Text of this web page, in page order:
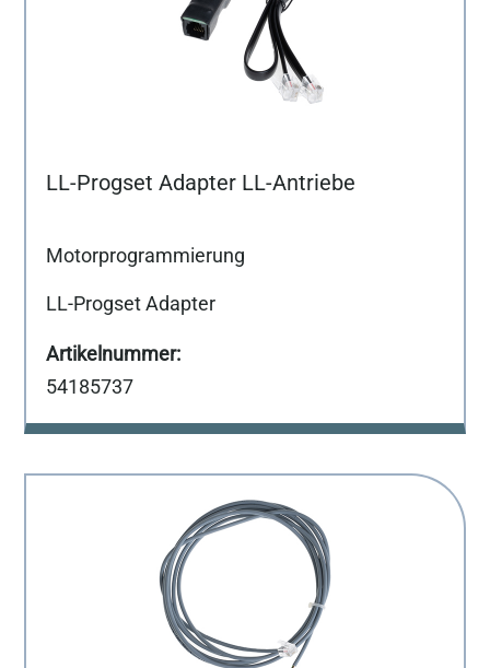
LL-Progset Adapter LL-Antriebe
Motorprogrammierung
LL-Progset Adapter
54185737